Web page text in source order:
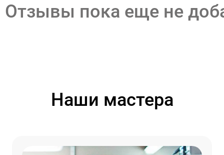
Отзывы пока еще не
Наши мастера